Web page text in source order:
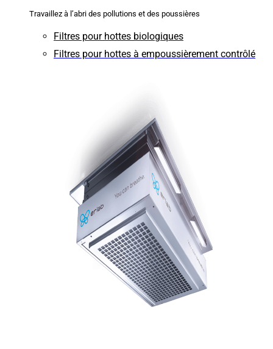
Travaillez à l’abri des pollutions et des poussières
Filtres pour hottes biologiques
Filtres pour hottes à empoussièrement contrôlé